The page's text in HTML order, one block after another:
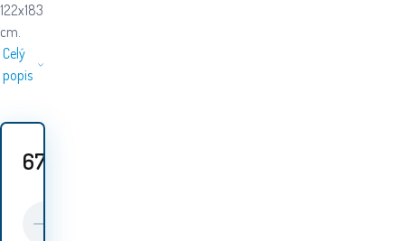
122x183
cm.
Celý
popis
674